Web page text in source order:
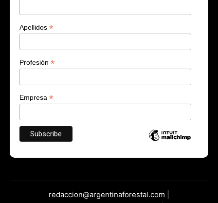
Apellidos *
Profesión *
Empresa *
redaccion@argentinaforestal.com |